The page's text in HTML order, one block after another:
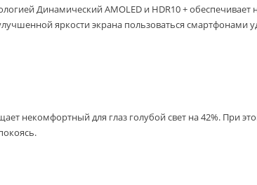
Динамический AMOLED и HDR10 +
яркости экрана пользоваться смартфонами
некомфортный для глаз голубой свет на 42%. При